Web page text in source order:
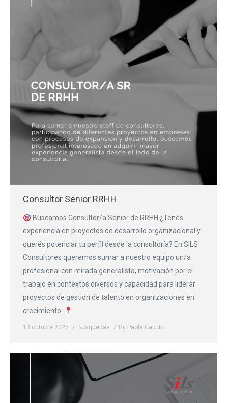
Consultor Senior RRHH
Buscamos Consultor/a Senior de RRHH ¿Tenés
experiencia en proyectos de desarrollo organizacional y
querés potenciar tu perfil desde la consultoría? En SILS
Consultores queremos sumar a nuestro equipo un/a
profesional con mirada generalista, motivación por el
trabajo en contextos diversos y capacidad para liderar
proyectos de gestión de talento en organizaciones en
crecimiento.
13 octubre 2025 Busquedas By Paola Caputo